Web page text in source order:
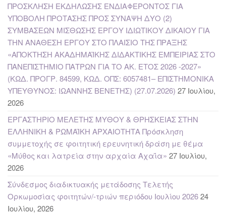
ΠΡΟΣΚΛΗΣΗ ΕΚΔΗΛΩΣΗΣ ΕΝΔΙΑΦΕΡΟΝΤΟΣ ΓΙΑ
ΥΠΟΒΟΛΗ ΠΡΟΤΑΣΗΣ ΠΡΟΣ ΣΥΝΑΨΗ ΔΥΟ (2)
ΣΥΜΒΑΣΕΩΝ ΜΙΣΘΩΣΗΣ ΕΡΓΟΥ ΙΔΙΩΤΙΚΟΥ ΔΙΚΑΙΟΥ ΓΙΑ
ΤΗΝ ΑΝΑΘΕΣΗ ΕΡΓΟΥ ΣΤΟ ΠΛΑΙΣΙΟ ΤΗΣ ΠΡΑΞΗΣ
«ΑΠΟΚΤΗΣΗ ΑΚΑΔΗΜΑΪΚΗΣ ΔΙΔΑΚΤΙΚΗΣ ΕΜΠΕΙΡΙΑΣ ΣΤΟ
ΠΑΝΕΠΙΣΤΗΜΙΟ ΠΑΤΡΩΝ ΓΙΑ ΤΟ ΑΚ. ΕΤΟΣ 2026 -2027»
(ΚΩΔ. ΠΡΟΓΡ. 84599, ΚΩΔ. ΟΠΣ: 6057481– ΕΠΙΣΤΗΜΟΝΙΚΑ
ΥΠΕΥΘΥΝΟΣ: ΙΩΑΝΝΗΣ ΒΕΝΕΤΗΣ) (27.07.2026) 27 Ιουλίου,
2026
ΕΡΓΑΣΤΗΡΙΟ ΜΕΛΕΤΗΣ ΜΥΘΟΥ & ΘΡΗΣΚΕΙΑΣ ΣΤΗΝ
ΕΛΛΗΝΙΚΗ & ΡΩΜΑΪΚΗ ΑΡΧΑΙΟΤΗΤΑ Πρόσκληση
συμμετοχής σε φοιτητική ερευνητική δράση με θέμα
«Μύθος και λατρεία στην αρχαία Αχαΐα» 27 Ιουλίου,
2026
Σύνδεσμος διαδικτυακής μετάδοσης Τελετής
Ορκωμοσίας φοιτητών/-τριών περιόδου Ιουλίου 202624
Ιουλίου, 2026